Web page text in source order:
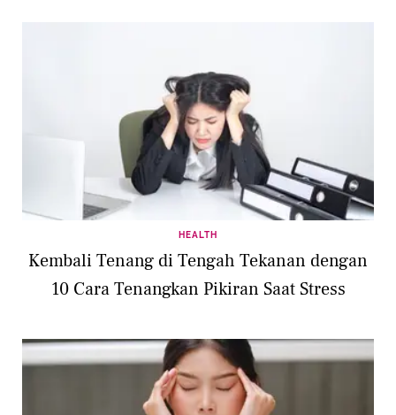
HEALTH
Kembali Tenang di Tengah Tekanan dengan
10 Cara Tenangkan Pikiran Saat Stress